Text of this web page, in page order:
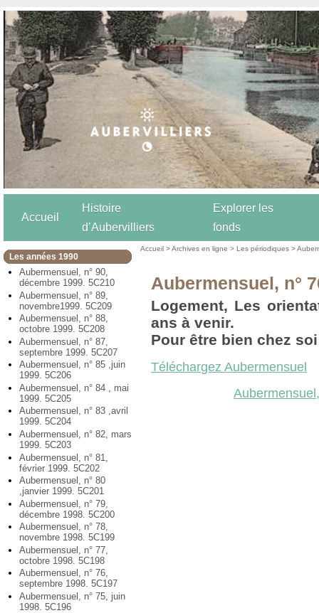
Accueil
Histoire
d’Aubervilliers
Explorer les
fonds
Les années 1990
Aubermensuel, n° 90,
décembre 1999. 5C210
Aubermensuel, n° 89,
novembre1999. 5C209
Aubermensuel, n° 88,
octobre 1999. 5C208
Aubermensuel, n° 87,
septembre 1999. 5C207
Aubermensuel, n° 85 ,juin
1999. 5C206
Aubermensuel, n° 84 , mai
1999. 5C205
Aubermensuel, n° 83 ,avril
1999. 5C204
Aubermensuel, n° 82, mars
1999. 5C203
Aubermensuel, n° 81,
février 1999. 5C202
Aubermensuel, n° 80
,janvier 1999. 5C201
Aubermensuel, n° 79,
décembre 1998. 5C200
Aubermensuel, n° 78,
novembre 1998. 5C199
Aubermensuel, n° 77,
octobre 1998. 5C198
Aubermensuel, n° 76,
septembre 1998. 5C197
Aubermensuel, n° 75, juin
1998. 5C196
Accueil >Archives en ligne >Les périodiques >
Aubermensuel, n°
Logement, Les
ans à venir.
Pour être bien chez
Téléchargez Aubermensuel